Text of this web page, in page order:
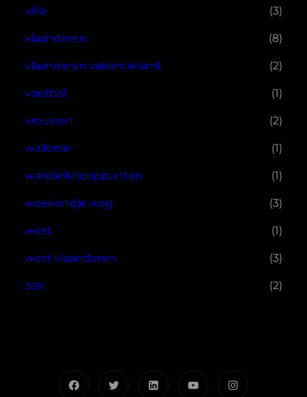
villa (3)
vlaanderen (8)
vlaanderen vakantieland (2)
voetbal (1)
vrouwen (2)
wallonie (1)
wandelknooppunten (1)
weekendje weg (3)
west (1)
west vlaanderen (3)
zee (2)
FacebookTwitterLinkedInYouTubeInstagram